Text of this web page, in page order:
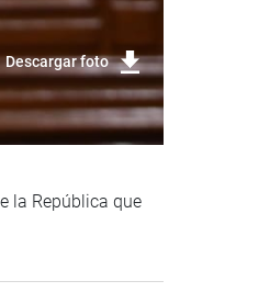
Descargar foto
la República que